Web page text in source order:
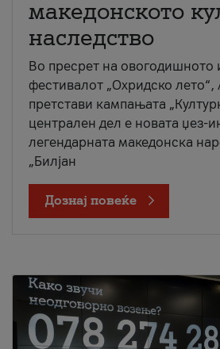
македонското
наследство
Во пресрет на овогодишното
фестивалот „Охридско лето“,
претстави кампањата
централен дел е новата џез-
легендарната македонска
„Билјан
Дознај повеќе